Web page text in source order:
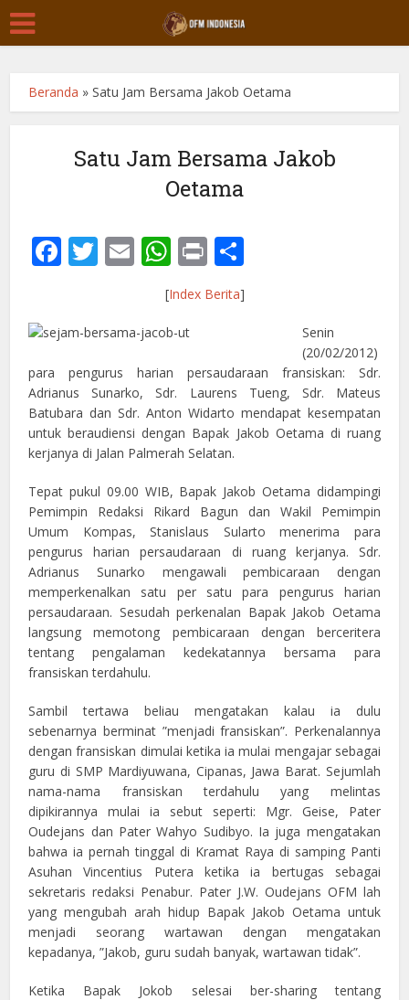
Beranda »Satu Jam Bersama Jakob Oetama
Satu Jam Bersama Jakob
Oetama
Facebook
Twitter
EmailWhatsApp
Print
[Index Berita]
Senin
(20/02/2012)
para pengurus harian persaudaraan fransiskan: Sdr.
Adrianus Sunarko, Sdr. Laurens Tueng, Sdr. Mateus
Batubara dan Sdr. Anton Widarto mendapat kesempatan
untuk beraudiensi dengan Bapak Jakob Oetama di ruang
kerjanya di Jalan Palmerah Selatan.
Tepat pukul 09.00 WIB, Bapak Jakob Oetama didampingi
Pemimpin Redaksi Rikard Bagun dan Wakil Pemimpin
Umum Kompas, Stanislaus Sularto menerima para
pengurus harian persaudaraan di ruang kerjanya. Sdr.
Adrianus Sunarko mengawali pembicaraan dengan
memperkenalkan satu per satu para pengurus harian
persaudaraan. Sesudah perkenalan Bapak Jakob Oetama
langsung memotong pembicaraan dengan berceritera
tentang pengalaman kedekatannya bersama para
fransiskan terdahulu.
Sambil tertawa beliau mengatakan kalau ia dulu
sebenarnya berminat ”menjadi fransiskan”. Perkenalannya
dengan fransiskan dimulai ketika ia mulai mengajar sebagai
guru di SMP Mardiyuwana, Cipanas, Jawa Barat. Sejumlah
nama-nama fransiskan terdahulu yang melintas
dipikirannya mulai ia sebut seperti: Mgr. Geise, Pater
Oudejans dan Pater Wahyo Sudibyo. Ia juga mengatakan
bahwa ia pernah tinggal di Kramat Raya di samping Panti
Asuhan Vincentius Putera ketika ia bertugas sebagai
sekretaris redaksi Penabur. Pater J.W. Oudejans OFM lah
yang mengubah arah hidup Bapak Jakob Oetama untuk
menjadi seorang wartawan dengan mengatakan
kepadanya, ”Jakob, guru sudah banyak, wartawan tidak”.
Ketika Bapak Jokob selesai ber-sharing tentang